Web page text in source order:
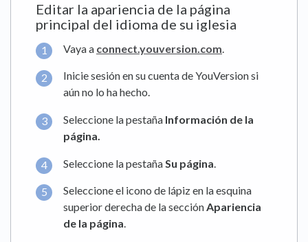
Editar la apariencia de la página
principal del idioma de su iglesia
Vaya a connect.youversion.com.
Inicie sesión en su cuenta de YouVersion si
aún no lo ha hecho.
Seleccione la pestaña Información de la
página.
Seleccione la pestaña Su página
Seleccione el icono de lápiz en la esquina
superior derecha de la secciónApariencia
de la página.